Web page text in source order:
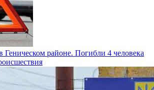
районе. Погибли 4 человека